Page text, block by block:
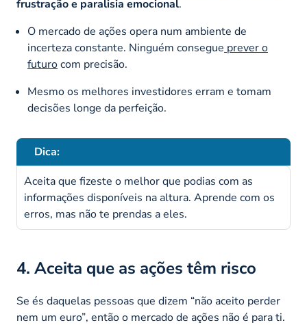
frustração e paralisia emocional.
O mercado de ações opera num ambiente de
incerteza constante. Ninguém consegue prever o
futurocom precisão.
Mesmo os melhores investidores erram e tomam
decisões longe da perfeição.
Dica:
Aceita que fizeste o melhor que podias com as
informações disponíveis na altura. Aprende com os
erros, mas não te prendas a eles.
4. Aceita que as ações têm risco
Se és daquelas pessoas que dizem “não aceito perder
nem um euro”, então o mercado de ações não é para ti.